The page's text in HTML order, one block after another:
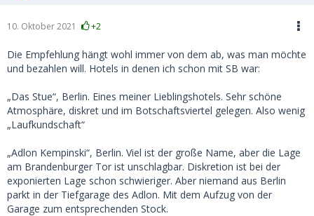
10. Oktober 2021 +2
Die Empfehlung hängt wohl immer von dem ab, was man möchte
und bezahlen will. Hotels in denen ich schon mit SB war:
„Das Stue“, Berlin. Eines meiner Lieblingshotels. Sehr schöne
Atmosphäre, diskret und im Botschaftsviertel gelegen. Also wenig
„Laufkundschaft“
„Adlon Kempinski“, Berlin. Viel ist der große Name, aber die Lage
am Brandenburger Tor ist unschlagbar. Diskretion ist bei der
exponierten Lage schon schwieriger. Aber niemand aus Berlin
parkt in der Tiefgarage des Adlon. Mit dem Aufzug von der
Garage zum entsprechenden Stock.